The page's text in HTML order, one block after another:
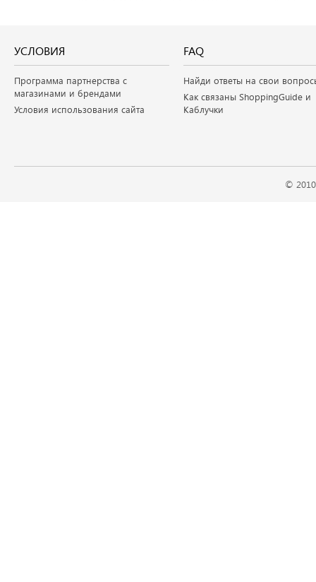
УСЛОВИЯ
Программа партнерства с
магазинами и брендами
Условия использования сайта
FAQ
Найди ответы на свои
Как связаны ShoppingGuide и
Каблучки
©